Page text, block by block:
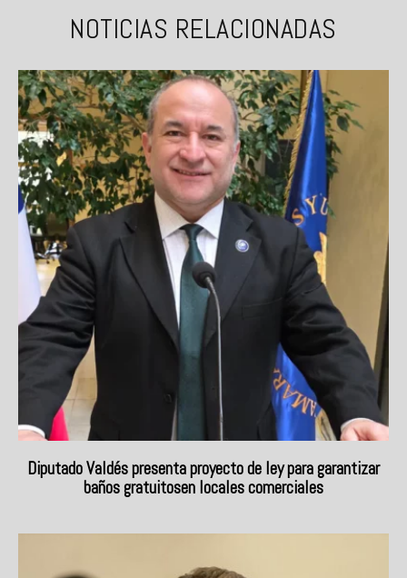
NOTICIAS RELACIONADAS
Diputado Valdés presenta proyecto de ley para garantizar
baños gratuitosen locales comerciales